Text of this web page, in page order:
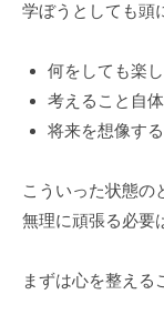
学ぼうとしても頭
何をしても楽
考えること自
将来を想像す
こういった状態の
無理に頑張る必要
まずは心を整える